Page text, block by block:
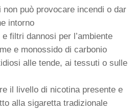
non può provocare incendi o dar
intorno
filtri dannosi per l’ambiente
e monossido di carbonio
alle tende, ai tessuti o sulle
il livello di nicotina presente e
alla sigaretta tradizionale